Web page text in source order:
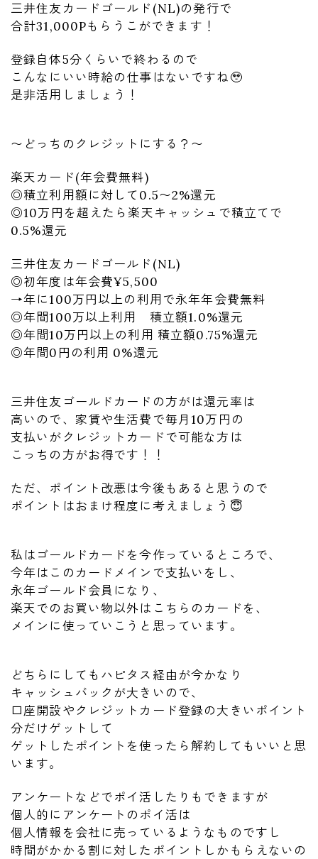
三井住友カードゴールド(NL)の発行で
合計31,000Pもらうこができます！
登録自体5分くらいで終わるので
こんなにいい時給の仕事はないですね🥹
是非活用しましょう！
〜どっちのクレジットにする？〜
楽天カード(年会費無料)
◎積立利用額に対して0.5〜2%還元
◎10万円を超えたら楽天キャッシュで積立てで
0.5%還元
三井住友カードゴールド(NL)
◎初年度は年会費¥5,500
→年に100万円以上の利用で永年年会費無料
◎年間100万以上利用 積立額1.0%還元
◎年間10万円以上の利用 積立額0.75%還元
◎年間0円の利用 0%還元
三井住友ゴールドカードの方がは還元率は
高いので、家賃や生活費で毎月10万円の
支払いがクレジットカードで可能な方は
こっちの方がお得です！！
ただ、ポイント改悪は今後もあると思うので
ポイントはおまけ程度に考えましょう😇
私はゴールドカードを今作っているところで、
今年はこのカードメインで支払いをし、
永年ゴールド会員になり、
楽天でのお買い物以外はこちらのカードを、
メインに使っていこうと思っています。
どちらにしてもハピタス経由が今かなり
キャッシュバックが大きいので、
口座開設やクレジットカード登録の大きいポイント
分だけゲットして
ゲットしたポイントを使ったら解約してもいいと思
います。
アンケートなどでポイ活したりもできますが
個人的にアンケートのポイ活は
個人情報を会社に売っているようなものですし
時間がかかる割に対したポイントしかもらえないの